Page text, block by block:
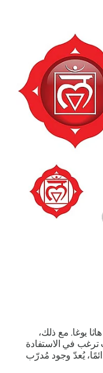
يوغا. مع ذلك،
في الاستفادة
يُعدّ وجود مُدرّب